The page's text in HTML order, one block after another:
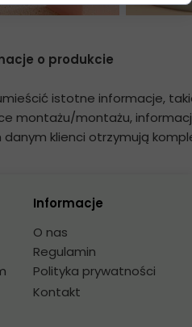
o produkcie
istotne informacje,
montażu/montażu,
danym klienci otrzymują
Informacje
Polityka prywatności
Regulamin
Kontakt
O nas